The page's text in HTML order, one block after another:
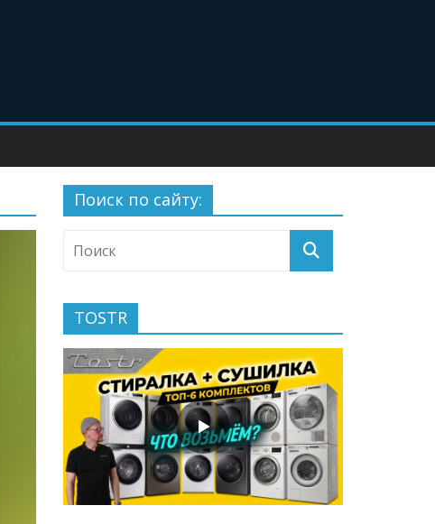
Поиск по сайту:
TOSTR